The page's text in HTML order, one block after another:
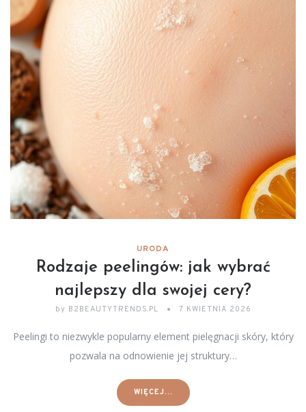
URODA
Rodzaje peelingów: jak wybrać
najlepszy dla swojej cery?
by B2BEAUTYTRENDS.PL 7 KWIETNIA 2026
Peelingi to niezwykle popularny element pielęgnacji skóry, który
pozwala na odnowienie jej struktury…
WIĘCEJ...